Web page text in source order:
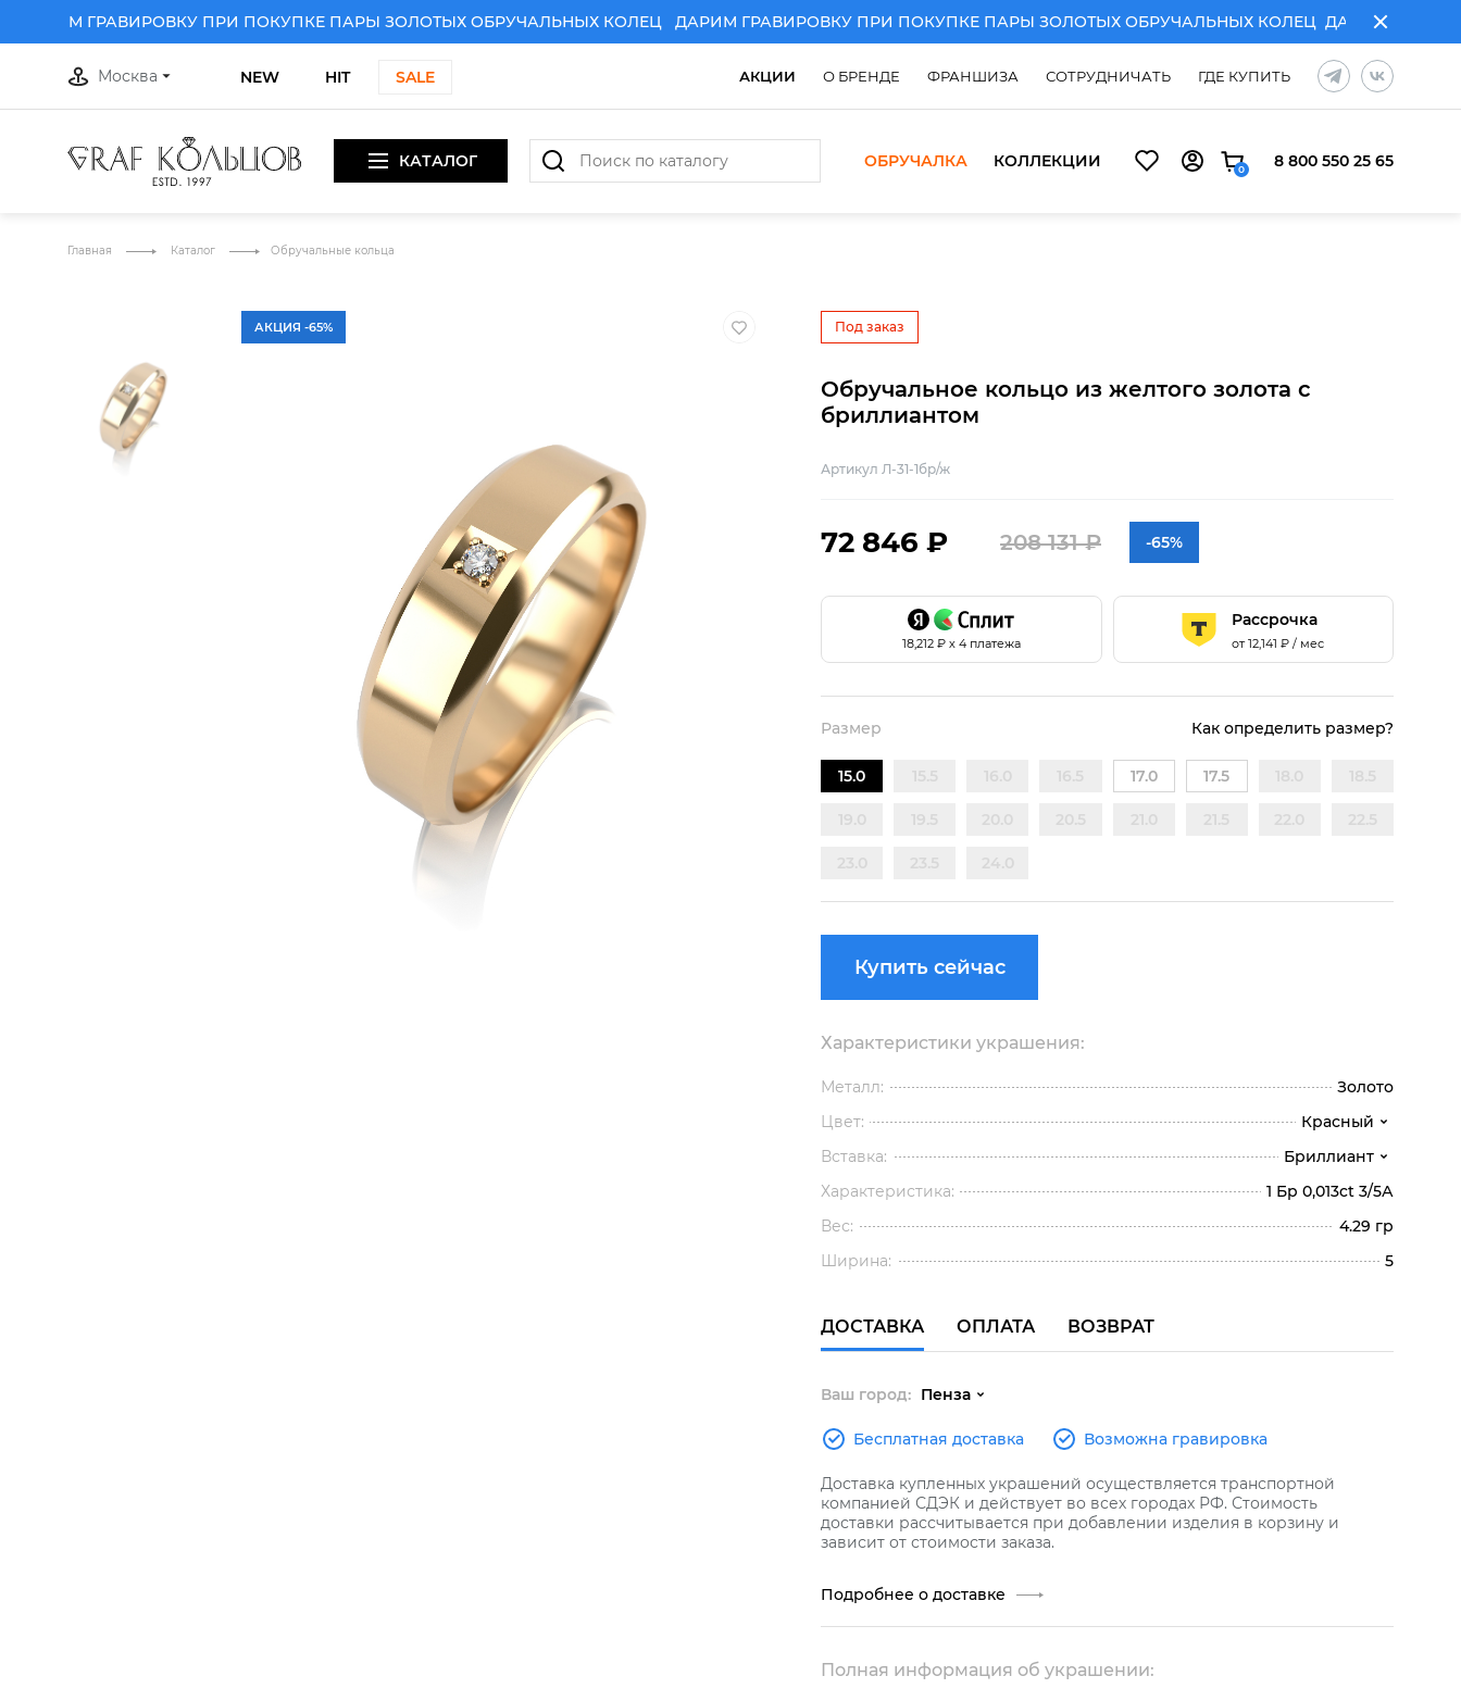
ГРАВИРОВКУ ПРИ ПОКУПКЕ ПАРЫ ЗОЛОТЫХ ОБРУЧАЛЬНЫХ КОЛЕЦ ДАРИМ ГРАВИРОВКУ ПРИ ПОКУПКЕ ПАРЫ ЗОЛОТЫХ ОБРУЧАЛЬНЫХ КОЛЕЦДАРИМ
Москва NEW HIT SALE АКЦИИ О БРЕНДЕ ФРАНШИЗА СОТРУДНИЧАТЬ ГДЕ КУПИТЬ
КАТАЛОГ ОБРУЧАЛКА КОЛЛЕКЦИИ 0 8 800 550 25 65
Главная Каталог Обручальные кольца
АКЦИЯ -65% Под заказ
Обручальное кольцо из желтого золота с
бриллиантом
Артикул Л-31-1бр/ж
72 846 ₽ 208 131 ₽ -65%
18,212₽ х 4 платежа
Рассрочка
от12,141 ₽ / мес
Размер Как определить размер?
15.0 17.0 17.5
Купить сейчас
Характеристики украшения:
Металл:
Золото
Цвет:
Красный
Вставка:
Бриллиант
Характеристика:
1 Бр 0,013ct 3/5А
Вес:
4.29 гр
Ширина:
5
ДОСТАВКА ОПЛАТА ВОЗВРАТ
Ваш город: Пенза
Бесплатная доставка Возможна гравировка
Доставка купленных украшений осуществляется транспортной
компанией СДЭК и действует во всех городах РФ. Стоимость
доставки рассчитывается при добавлении изделия в корзину и
зависит от стоимости заказа.
Подробнее о доставке
Полная информация об украшении: